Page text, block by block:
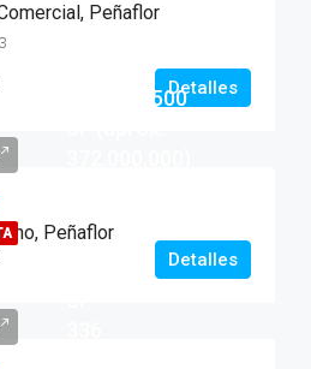
Peñaflor
Detalles
Venta: 9.500
Peñaflor
Detalles